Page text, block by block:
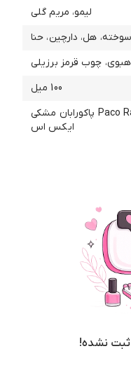
همگان فراهم بشه.
کسانی‌ست که به‌دنبال
اگر وقتشه یه رایحه
دقیقاً همون چیزیه که
مدت‌ها اثرش باقی
حضور تو رو در جمع متمایز
بهترین گزینه برای توئه.
می‌خوای تأثیرگذار باشی،
مناسب مردانی‌ست که
و عاشق تجربه‌های تازه
یا استایل
لیمو، مریم گلی
سوخته، هل، دارچین، حنا
چوب قرمز برزیلی
100 میل
Paco Rabanne Black XS پاکورابان مشکی
ایکس اس
ثبت نشده!